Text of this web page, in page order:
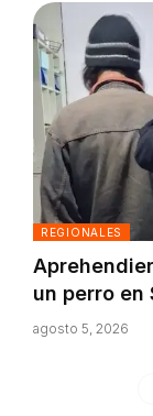
REGIONALES
un perro en
agosto 5, 2026